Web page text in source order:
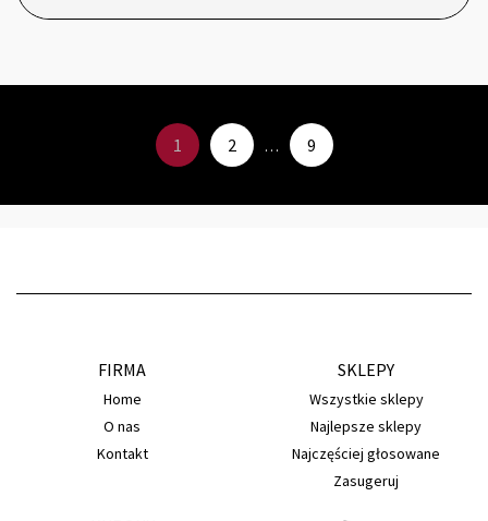
1 2 … 9
FIRMA
Home
O nas
Kontakt
SKLEPY
Wszystkie sklepy
Najlepsze sklepy
Najczęściej głosowane
Zasugeruj